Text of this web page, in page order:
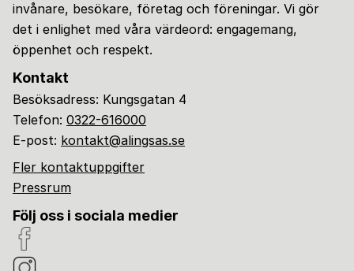
invånare, besökare, företag och föreningar. Vi gör
det i enlighet med våra värdeord: engagemang,
öppenhet och respekt.
Kontakt
Besöksadress: Kungsgatan 4
Telefon: 0322-616000
E-post: kontakt@alingsas.se
Fler kontaktuppgifter
Pressrum
Följ oss i sociala medier